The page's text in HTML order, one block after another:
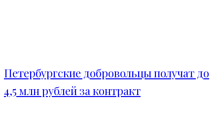
Петербургские добровольцы получат до
4,5 млн рублей за контракт